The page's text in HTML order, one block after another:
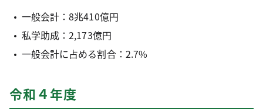
一般会計：8兆410億円
私学助成：2,173億円
一般会計に占める割合：2.7%
令和４年度